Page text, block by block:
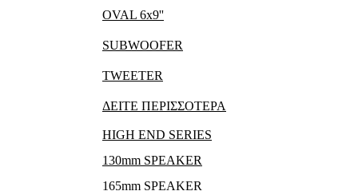
OVAL 6x9''
SUBWOOFER
TWEETER
ΔΕΙΤΕ ΠΕΡΙΣΣΟΤΕΡΑ
HIGH END SERIES
130mm SPEAKER
165mm SPEAKER